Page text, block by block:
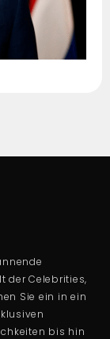
der Celebrities,
Sie ein in ein
bis hin